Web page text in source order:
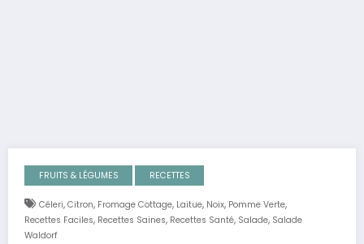
FRUITS & LÉGUMES RECETTES
Céleri, Citron, Fromage Cottage, Laitue, Noix, Pomme Verte,
Recettes Faciles, Recettes Saines, Recettes Santé, Salade, Salade
Waldorf